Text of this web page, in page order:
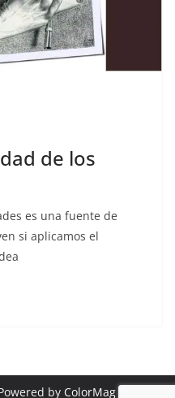
de los
es una fuente de
si aplicamos el
by ColorMagand